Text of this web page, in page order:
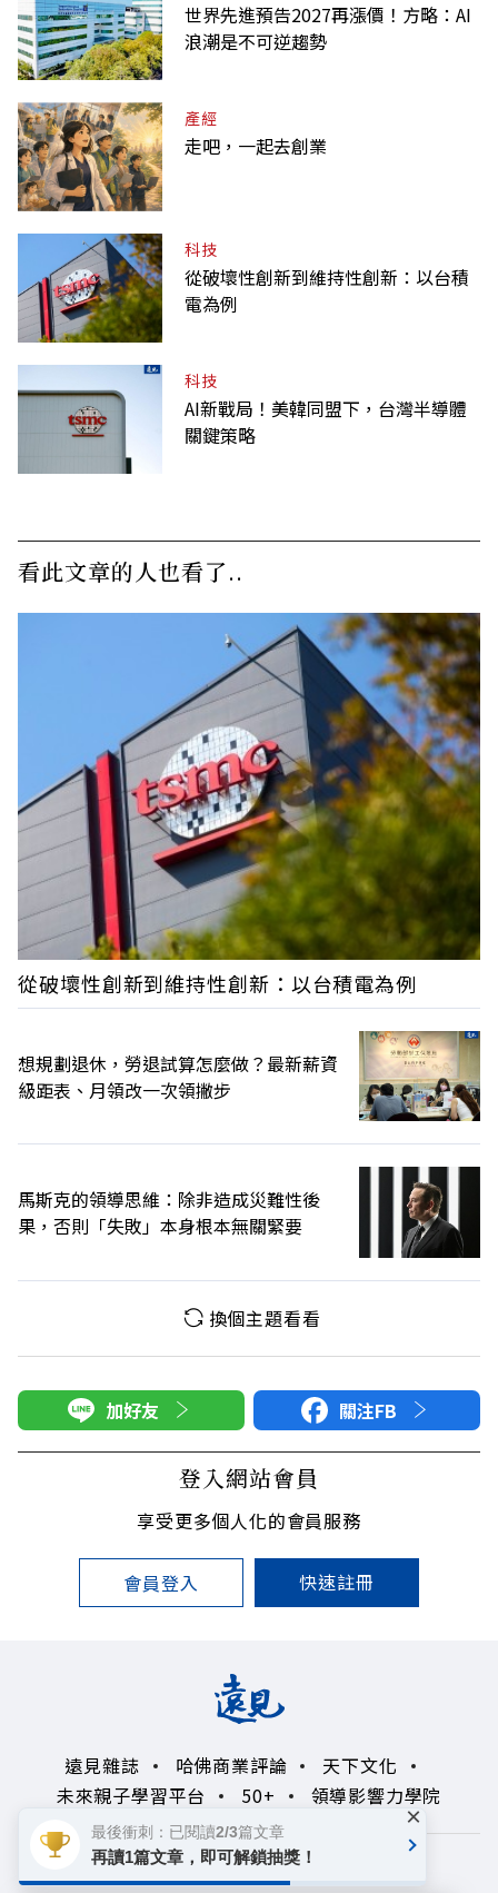
世界先進預告2027再漲價！方略：AI
浪潮是不可逆趨勢
產經
走吧，一起去創業
科技
從破壞性創新到維持性創新：以台積
電為例
科技
AI新戰局！美韓同盟下，台灣半導體
關鍵策略
看此文章的人也看了..
從破壞性創新到維持性創新：以台積電為例
想規劃退休，勞退試算怎麼做？最新薪資
級距表、月領改一次領撇步
馬斯克的領導思維：除非造成災難性後
果，否則「失敗」本身根本無關緊要
換個主題看看
加好友 關注FB
登入網站會員
享受更多個人化的會員服務
會員登入 快速註冊
遠見雜誌 哈佛商業評論
天下文化
未來親子學習平台
50+ 領導影響力學院
著作權聲明 隱私權政策
最後衝刺：已閱讀2/3篇文章
再讀1篇文章，即可解鎖抽獎！
×